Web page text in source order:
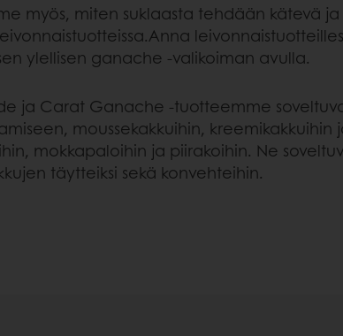
myös, miten suklaasta tehdään kätevä
ylellisen ganache -valikoiman avulla.
ja Carat Ganache -tuotteemme
moussekakkuihin, kreemikakkuihin
mokkapaloihin ja piirakoihin. Ne
täytteiksi sekä konvehteihin.